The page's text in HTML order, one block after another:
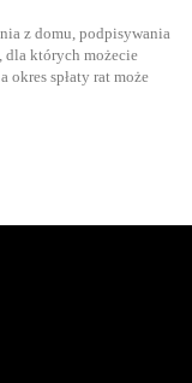
z domu, podpisywania
dla których możecie
okres spłaty rat może